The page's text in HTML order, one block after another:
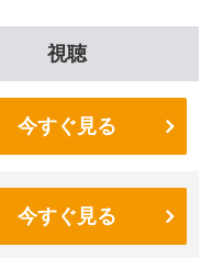
視聴
今すぐ見る
今すぐ見る